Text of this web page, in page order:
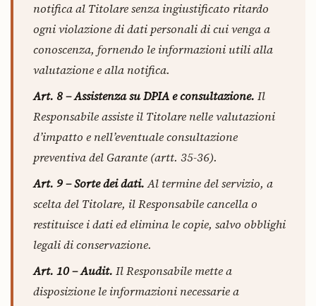
notifica al Titolare senza ingiustificato ritardo
ogni violazione di dati personali di cui venga a
conoscenza, fornendo le informazioni utili alla
valutazione e alla notifica.
Art. 8 – Assistenza su DPIA e consultazione. Il
Responsabile assiste il Titolare nelle valutazioni
d’impatto e nell’eventuale consultazione
preventiva del Garante (artt. 35-36).
Art. 9 – Sorte dei dati.Al termine del servizio, a
scelta del Titolare, il Responsabile cancella o
restituisce i dati ed elimina le copie, salvo obblighi
legali di conservazione.
Art. 10 – Audit. Il Responsabile mette a
disposizione le informazioni necessarie a